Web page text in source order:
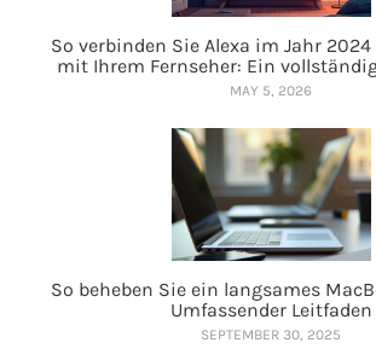
So verbinden Sie Alexa im Jahr
mit Ihrem Fernseher: Ein
MAY 5, 2026
So beheben Sie ein langsames
Umfassender Leitfaden
SEPTEMBER 30, 2025